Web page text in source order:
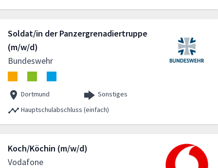
Soldat/in der Panzergrenadiertruppe
(m/w/d)
Bundeswehr
Dortmund
Sonstiges
Hauptschulabschluss (einfach)
Koch/Köchin (m/w/d)
Vodafone